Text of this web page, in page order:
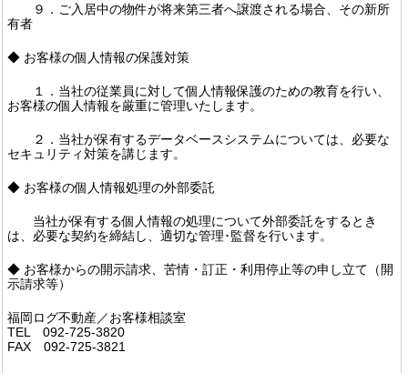
９．ご入居中の物件が将来第三者へ譲渡される場合、その新所
有者
◆ お客様の個人情報の保護対策
１．当社の従業員に対して個人情報保護のための教育を行い、
お客様の個人情報を厳重に管理いたします。
２．当社が保有するデータベースシステムについては、必要な
セキュリティ対策を講じます。
◆ お客様の個人情報処理の外部委託
当社が保有する個人情報の処理について外部委託をするとき
は、必要な契約を締結し、適切な管理･監督を行います。
◆ お客様からの開示請求、苦情・訂正・利用停止等の申し立て（開
示請求等）
福岡ログ不動産／お客様相談室
TEL 092-725-3820
FAX 092-725-3821